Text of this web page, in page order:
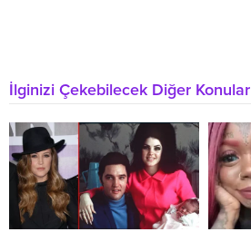
İlginizi Çekebilecek Diğer Konular